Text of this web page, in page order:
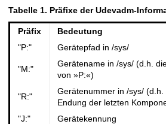
Tabelle 1. Präfixe der Udevadm-
Präfix
Bedeutung
"P:"
Gerätepfad in /sys/
"M:"
Gerätename in /sys/ (d.h.
von »P:«)
"R:"
Gerätenummer in /sys/
Endung der letzten
"J:"
Gerätekennung